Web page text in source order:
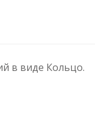
в виде Кольцо.